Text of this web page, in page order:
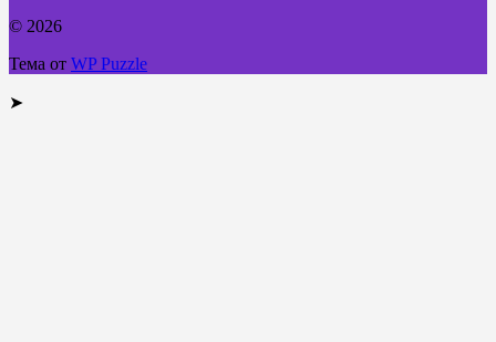
© 2026
Тема от WP Puzzle
➤